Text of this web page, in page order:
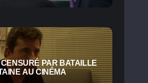
CENSURÉ PAR BATAILLE
AU CINÉMA